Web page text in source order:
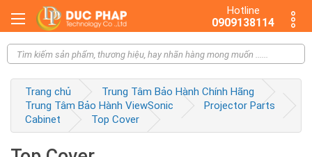
Hotline
0909138114
Trang chủ
Trung Tâm Bảo Hành Chính Hãng
Trung Tâm Bảo Hành ViewSonic
Projector Parts
Cabinet
Top Cover